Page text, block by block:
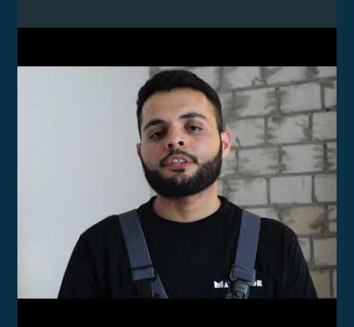
Das Video wird von YouTube eingebettet.
Datenschutzerklärungenvon Google.